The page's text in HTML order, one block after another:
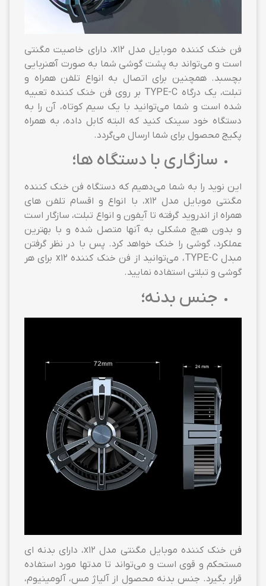
فن خنک کننده موبایل مدل x12، دارای خاصیت مگنتی
است و می‌تواند به پشت گوشی شما به صورت آهنربایی
بچسبد. همچنین برای اتصال به انواع تلفن همراه و
تبلت، یک درگاه TYPE-C بر روی فن خنک کننده تعبیه
شده است و شما می‎‌توانید با یک سیم کوتاه، آن را به
دستگاه خود سینک کنید که البته کابل داده، به همراه
پکیج محصول برای شما ارسال می‌گردد.
سازگاری با دستگاه ها؛
این نوید را به شما می‌دهیم که دستگاه فن خنک کننده
مگنتی موبایل مدل x12، با انواع و اقسام تلفن های
همراه از اندروید گرفته تا آیفون و انواع تبلت، سازگار است
و بدون هیچ مشکلی به آنها متصل شده و با بهترین
عملکرد، گوشی را خنک خواهد کرد. پس با در نظر گرفتن
مبدل TYPE-C، می‌توانید از فن خنک کننده x12 برای هر
گوشی و تبلتی استفاده نمایید.
جنس بدنه؛
فن خنک کننده موبایل مگنتی مدل x12، دارای بدنه ای
مستحکم و قوی است و می‌تواند تا مدتها مورد استفاده
قرار بگیرد. جنس بدنه محصول از آلیاژ مس، آلومینیوم،